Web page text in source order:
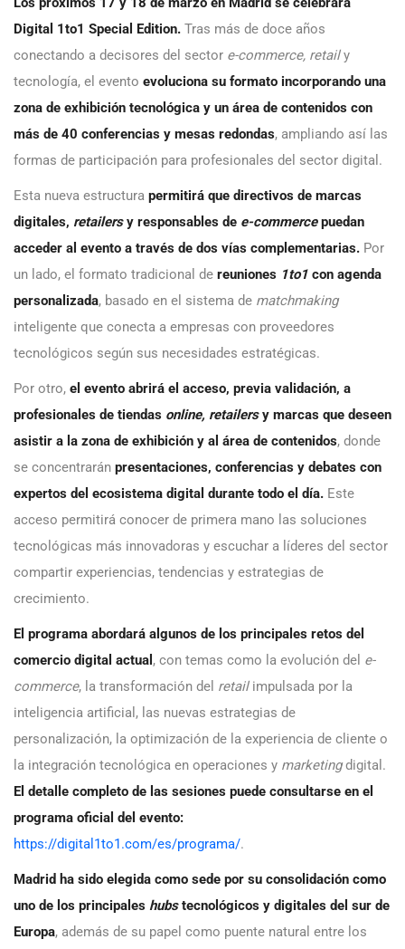
Digital 1to1 Special Edition. Tras más de doce años
conectando a decisores del sector e-commerce, retaily
tecnología, el evento evoluciona su formato incorporando una
zona de exhibición tecnológica y un área de contenidos con
más de 40 conferencias y mesas redondas, ampliando así las
formas de participación para profesionales del sector digital.
Esta nueva estructura permitirá que directivos de marcas
digitales, retailersy responsables de e-commercepuedan
acceder al evento a través de dos vías complementarias. Por
un lado, el formato tradicional de reuniones 1to1 con agenda
personalizada, basado en el sistema de matchmaking
inteligente que conecta a empresas con proveedores
tecnológicos según sus necesidades estratégicas.
Por otro, el evento abrirá el acceso, previa validación, a
profesionales de tiendas online, retailersy marcas que deseen
asistir a la zona de exhibición y al área de contenidos, donde
se concentrarán presentaciones, conferencias y debates con
expertos del ecosistema digital durante todo el día. Este
acceso permitirá conocer de primera mano las soluciones
tecnológicas más innovadoras y escuchar a líderes del sector
compartir experiencias, tendencias y estrategias de
crecimiento.
El programa abordará algunos de los principales retos del
comercio digital actual , con temas como la evolución del e-
commerce, la transformación del retailimpulsada por la
inteligencia artificial, las nuevas estrategias de
personalización, la optimización de la experiencia de cliente o
la integración tecnológica en operaciones y marketingdigital.
El detalle completo de las sesiones puede consultarse en el
programa oficial del evento:
https://digital1to1.com/es/programa/.
Madrid ha sido elegida como sede por su consolidación como
uno de los principales hubstecnológicos y digitales del sur de
Europa, además de su papel como puente natural entre los